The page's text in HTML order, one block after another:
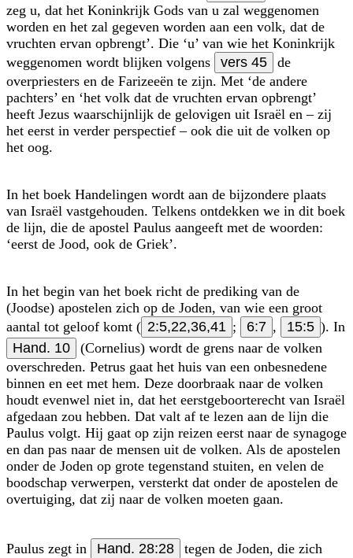
zeg u, dat het Koninkrijk Gods van u zal weggenomen
worden en het zal gegeven worden aan een volk, dat de
vruchten ervan opbrengt’. Die ‘u’ van wie het Koninkrijk
weggenomen wordt blijken volgens
vers 45
de
overpriesters en de Farizeeën te zijn. Met ‘de andere
pachters’ en ‘het volk dat de vruchten ervan opbrengt’
heeft Jezus waarschijnlijk de gelovigen uit Israël en – zij
het eerst in verder perspectief – ook die uit de volken op
het oog.
In het boek Handelingen wordt aan de bijzondere plaats
van Israël vastgehouden. Telkens ontdekken we in dit boek
de lijn, die de apostel Paulus aangeeft met de woorden:
‘eerst de Jood, ook de Griek’.
In het begin van het boek richt de prediking van de
(Joodse) apostelen zich op de Joden, van wie een groot
aantal tot geloof komt ( 2:5,22,36,41 ; 6:7 , 15:5 ). In
Hand. 10
(Cornelius) wordt de grens naar de volken
overschreden. Petrus gaat het huis van een onbesnedene
binnen en eet met hem. Deze doorbraak naar de volken
houdt evenwel niet in, dat het eerstgeboorterecht van Israël
afgedaan zou hebben. Dat valt af te lezen aan de lijn die
Paulus volgt. Hij gaat op zijn reizen eerst naar de synagoge
en dan pas naar de mensen uit de volken. Als de apostelen
onder de Joden op grote tegenstand stuiten, en velen de
boodschap verwerpen, versterkt dat onder de apostelen de
overtuiging, dat zij naar de volken moeten gaan.
Paulus zegt in Hand. 28:28
tegen de Joden, die zich